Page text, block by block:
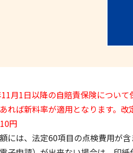
月1日以降の自賠責保険につい
れば新料率が適用となります。
円
には、法定60項目の点検費用が